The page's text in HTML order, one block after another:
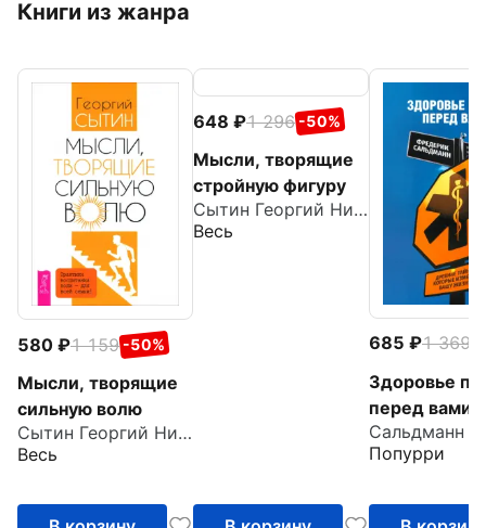
Книги из жанра
580 1 159 -50%
Мысли, творящие
сильную волю
Сытин Георгий Николаевич
Весь
648 1 296 -50%
Мысли, творящие
стройную фигуру
Сытин Георгий Николаевич
Весь
685 1 369
Здоровье
перед вами.
Древние
которые
Попурри